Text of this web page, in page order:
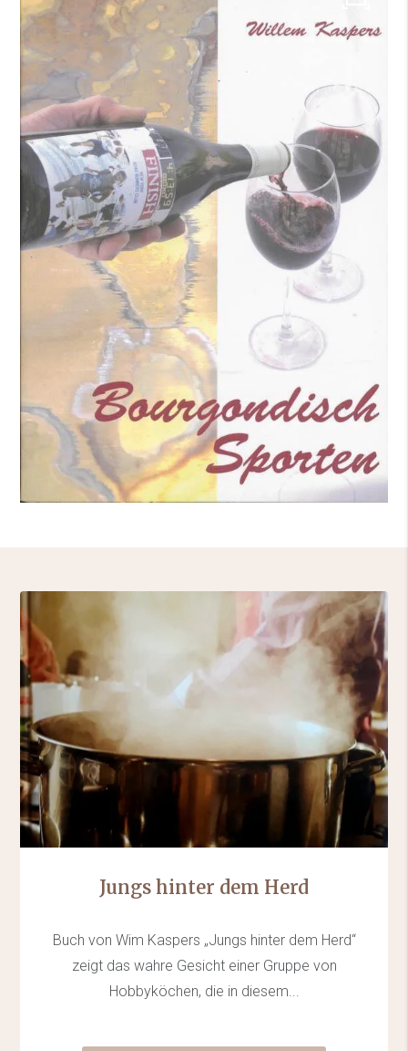
Jungs hinter dem Herd
Buch von Wim Kaspers „Jungs hinter dem Herd“
zeigt das wahre Gesicht einer Gruppe von
Hobbyköchen, die in diesem...